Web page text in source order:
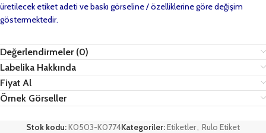
üretilecek etiket adeti ve baskı görseline / özelliklerine göre değişim
göstermektedir.
Değerlendirmeler (0)
Labelika Hakkında
Fiyat Al
Örnek Görseller
Stok kodu:K0503-K0774Kategoriler:Etiketler, Rulo Etiket